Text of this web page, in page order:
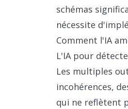
schémas
nécessite
Comment l'IA
L'IA pour
Les multiples
incohérences,
qui ne reflètent